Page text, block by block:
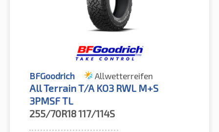
BFGoodrich Allwetterreifen
All Terrain T/A KO3 RWL M+S
3PMSF TL
255/70R18117/114S